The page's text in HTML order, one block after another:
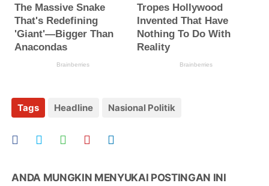
Tags Headline Nasional Politik
ANDA MUNGKIN MENYUKAI POSTINGAN INI